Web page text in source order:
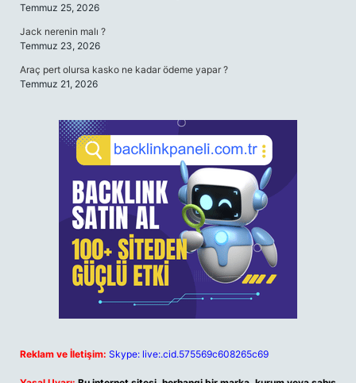
Temmuz 25, 2026
Jack nerenin malı ?
Temmuz 23, 2026
Araç pert olursa kasko ne kadar ödeme yapar ?
Temmuz 21, 2026
Reklam ve İletişim: Skype: live:.cid.575569c608265c69